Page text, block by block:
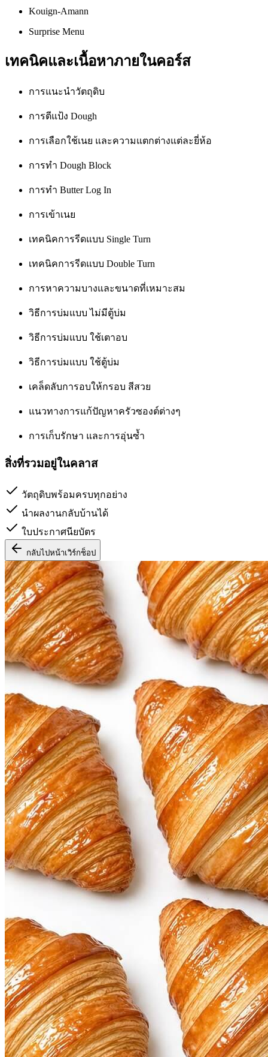
Kouign-Amann
Surprise Menu
เทคนิคและเนื้อหาภายในคอร์ส
การแนะนำวัตถุดิบ
การตีแป้ง Dough
การเลือกใช้เนย และความแตกต่างแต่ละยี่ห้อ
การทำ Dough Block
การทำ Butter Log In
การเข้าเนย
เทคนิคการรีดแบบ Single Turn
เทคนิคการรีดแบบ Double Turn
การหาความบางและขนาดที่เหมาะสม
วิธีการบ่มแบบ ไม่มีตู้บ่ม
วิธีการบ่มแบบ ใช้เตาอบ
วิธีการบ่มแบบ ใช้ตู้บ่ม
เคล็ดลับการอบให้กรอบ สีสวย
แนวทางการแก้ปัญหาครัวซองต์ต่างๆ
การเก็บรักษา และการอุ่นซ้ำ
สิ่งที่รวมอยู่ในคลาส
วัตถุดิบพร้อมครบทุกอย่าง
นำผลงานกลับบ้านได้
ใบประกาศนียบัตร
กลับไปหน้าเวิร์กช็อป